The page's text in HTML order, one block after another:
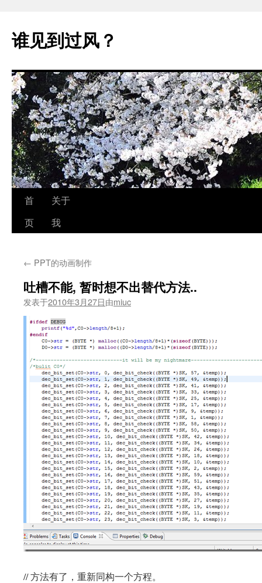
正
文
谁见到过风？
首
页
关于
我
← PPT的动画制作
吐槽不能, 暂时想不出替代方法..
发表于2010年3月27日由miuc
// 方法有了，重新同构一个方程。